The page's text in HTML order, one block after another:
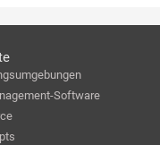
Software